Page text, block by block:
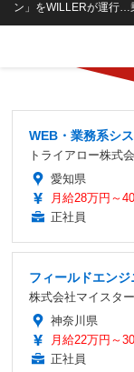
ン」をWILLERが運行…
WEB・業務系シ
トライアロー株式
愛知県
月給28万円～
正社員
フィールドエンジ
株式会社マイスタ
神奈川県
月給22万円～
正社員